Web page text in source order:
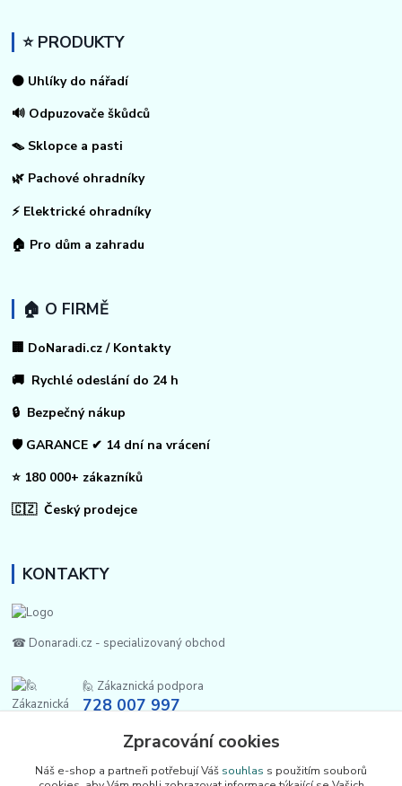
⭐ PRODUKTY
⚫ Uhlíky do nářadí
🔊 Odpuzovače škůdců
🪤 Sklopce a pasti
🌿 Pachové ohradníky
⚡ Elektrické ohradníky
🏠 Pro dům a zahradu
🏠 O FIRMĚ
🏢 DoNaradi.cz / Kontakty
🚚 Rychlé odeslání do 24 h
🔒 Bezpečný nákup
🛡️ GARANCE ✔ 14 dní na vrácení
⭐ 180 000+ zákazníků
🇨🇿 Český prodejce
KONTAKTY
☎ Donaradi.cz - specializovaný obchod
🙋 Zákaznická podpora
728 007 997
Zpracování cookies
Náš e-shop a partneři potřebují Váš souhlas s použitím souborů